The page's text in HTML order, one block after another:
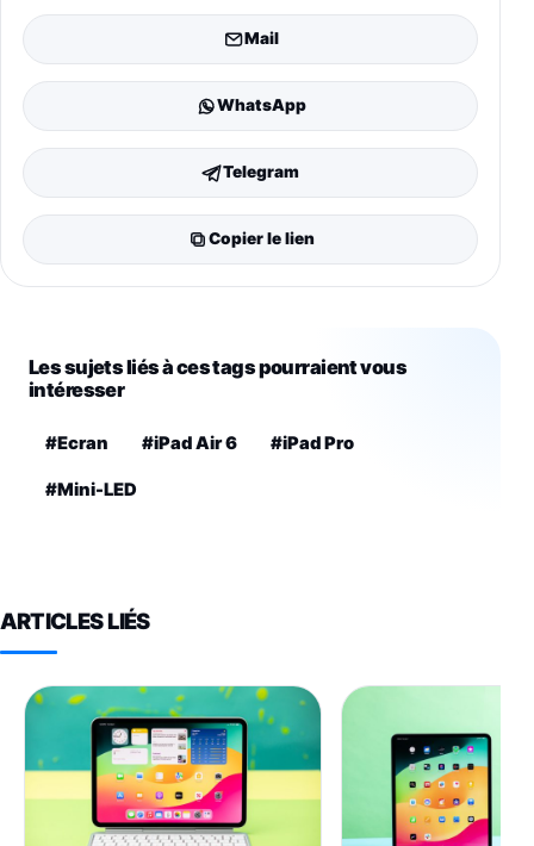
Mail
WhatsApp
Telegram
Copier le lien
Les sujets liés à ces tags pourraient vous
intéresser
#Ecran #iPad Air 6 #iPad Pro
#Mini-LED
ARTICLES LIÉS